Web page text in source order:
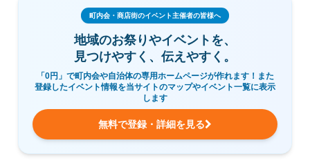
町内会・商店街のイベント主催者の皆様へ
地域のお祭りやイベントを、
見つけやすく、伝えやすく。
「0円」で町内会や自治体の専用ホームページが作れます！また
登録したイベント情報を当サイトのマップやイベント一覧に表示
します
無料で登録・詳細を見る